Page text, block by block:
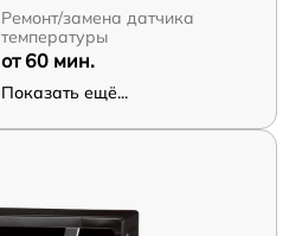
Ремонт/замена датчика
температуры
от 60 мин.
Показать ещё...